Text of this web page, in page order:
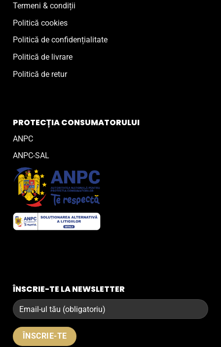
Termeni & condiții
Politică cookies
Politică de confidențialitate
Politică de livrare
Politică de retur
PROTECȚIA CONSUMATORULUI
ANPC
ANPC-SAL
ÎNSCRIE-TE LA NEWSLETTER